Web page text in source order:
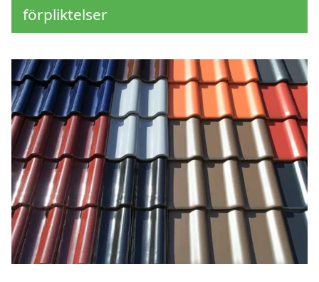
förpliktelser